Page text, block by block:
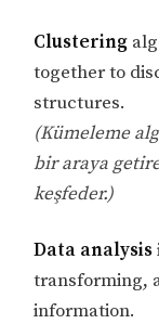
Clustering
together to
structures.
(Kümeleme
bir araya
keşfeder.)
Data analysis
transforming,
information.